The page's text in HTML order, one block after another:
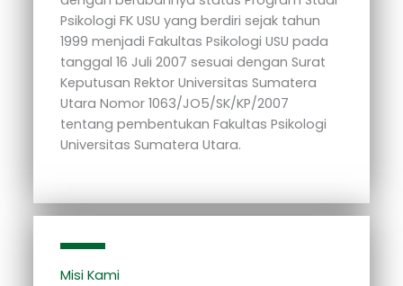
Psikologi FK USU yang berdiri sejak tahun
1999 menjadi Fakultas Psikologi USU pada
tanggal 16 Juli 2007 sesuai dengan Surat
Keputusan Rektor Universitas Sumatera
Utara Nomor 1063/JO5/SK/KP/2007
tentang pembentukan Fakultas Psikologi
Universitas Sumatera Utara.
Misi Kami